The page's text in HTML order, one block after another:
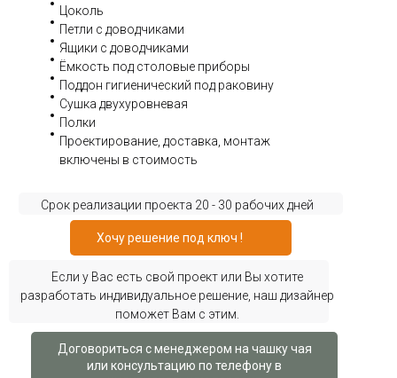
Хочу решение под ключ !
Срок реализации проекта 20 - 30 рабочих дней
Если у Вас есть свой проект или Вы хотите
разработать индивидуальное решение, наш дизайнер
поможет Вам с этим.
Договориться с менеджером на чашку чая
или консультацию по телефону в
Цоколь
Петли с доводчиками
Ящики с доводчиками
Ёмкость под столовые приборы
Поддон гигиенический под раковину
Сушка двухуровневая
Полки
Проектирование, доставка, монтаж
включены в стоимость